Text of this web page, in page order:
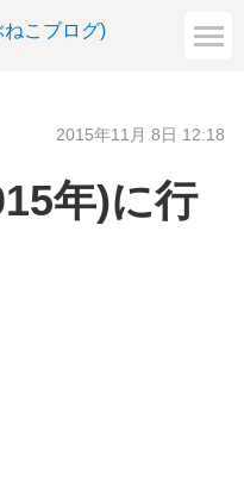
こブログ)
2015年11月 8日 12:18
年)に行